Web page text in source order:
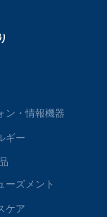
ン・情報機器
ギー
ーズメント
ケア